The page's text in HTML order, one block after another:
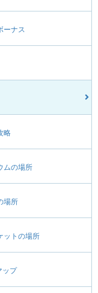
ーナス
略
ムの場所
場所
ットの場所
ップ